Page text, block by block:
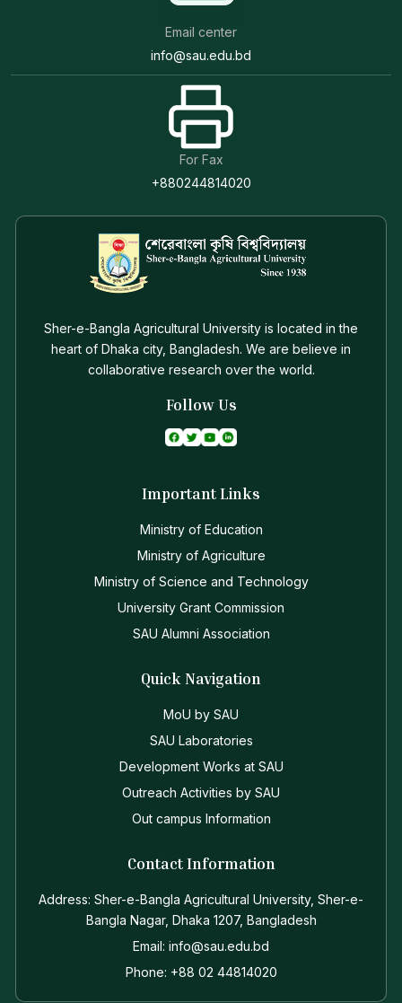
Email center
info@sau.edu.bd
For Fax
+880244814020
Sher-e-Bangla Agricultural University is located in the
heart of Dhaka city, Bangladesh. We are believe in
collaborative research over the world.
Follow Us
Important Links
Ministry of Education
Ministry of Agriculture
Ministry of Science and Technology
University Grant Commission
SAU Alumni Association
Quick Navigation
MoU by SAU
SAU Laboratories
Development Works at SAU
Outreach Activities by SAU
Out campus Information
Contact Information
Address: Sher-e-Bangla Agricultural University, Sher-e-
Bangla Nagar, Dhaka 1207, Bangladesh
Email: info@sau.edu.bd
Phone: +88 02 44814020